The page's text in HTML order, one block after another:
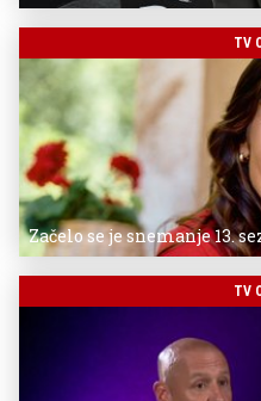
TV
Začelo se je snemanje 13.
TV